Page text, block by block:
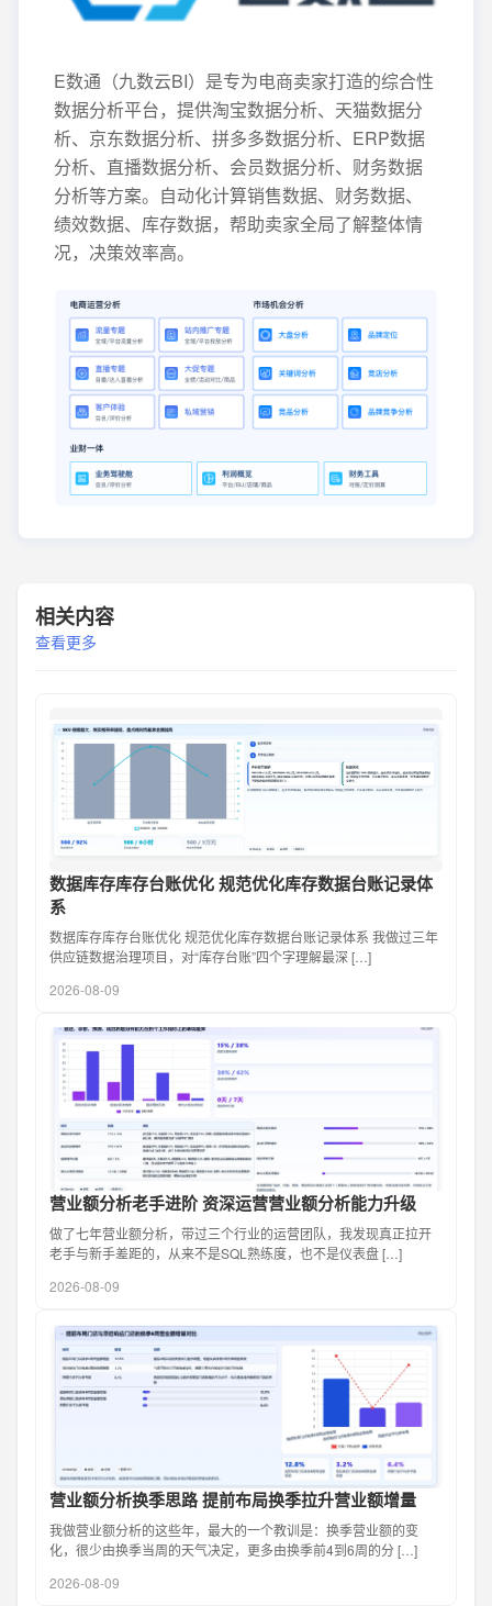
E数通（九数云BI）是专为电商卖家打造的综合性
数据分析平台，提供淘宝数据分析、天猫数据分
析、京东数据分析、拼多多数据分析、ERP数据
分析、直播数据分析、会员数据分析、财务数据
分析等方案。自动化计算销售数据、财务数据、
绩效数据、库存数据，帮助卖家全局了解整体情
况，决策效率高。
相关内容
查看更多
数据库存库存台账优化 规范优化库存数据台账记录体
系
数据库存库存台账优化 规范优化库存数据台账记录体系 我做过三年
供应链数据治理项目，对“库存台账”四个字理解最深 […]
2026-08-09
营业额分析老手进阶 资深运营营业额分析能力升级
做了七年营业额分析，带过三个行业的运营团队，我发现真正拉开
老手与新手差距的，从来不是SQL熟练度，也不是仪表盘 […]
2026-08-09
营业额分析换季思路 提前布局换季拉升营业额增量
我做营业额分析的这些年，最大的一个教训是：换季营业额的变
化，很少由换季当周的天气决定，更多由换季前4到6周的分 […]
2026-08-09